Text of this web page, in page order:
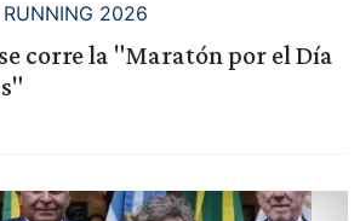
2026
corre la "Maratón por el Día